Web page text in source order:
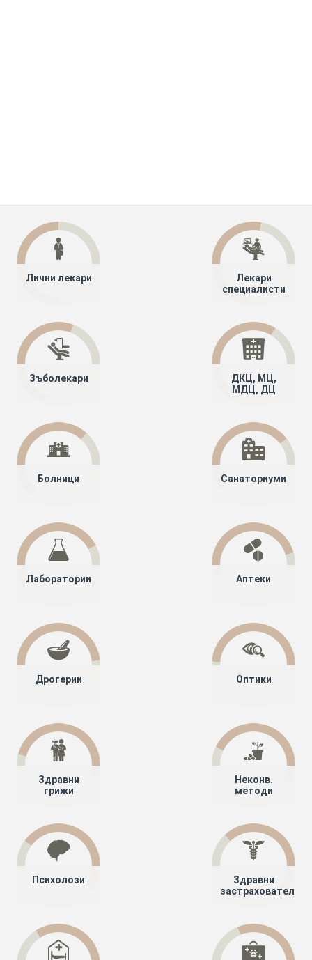
Лични лекари
Лекари
специалисти
Зъболекари
ДКЦ, МЦ,
МДЦ, ДЦ
Болници Санаториуми
Лаборатории Аптеки
Дрогерии Оптики
Здравни
грижи
Неконв.
методи
Психолози
Здравни
застрахователи